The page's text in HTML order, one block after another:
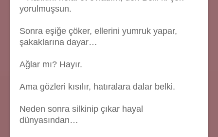
yorulmuşsun.
Sonra eşiğe çöker, ellerini yumruk yapar,
şakaklarına dayar…
Ağlar mı? Hayır.
Ama gözleri kısılır, hatıralara dalar belki.
Neden sonra silkinip çıkar hayal
dünyasından…